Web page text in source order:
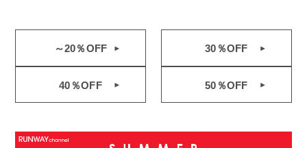
～20％OFF 30％OFF
40％OFF 50％OFF